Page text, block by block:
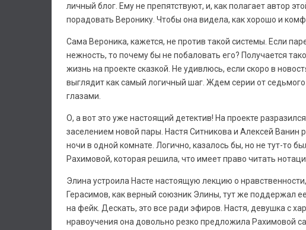
личный блог. Ему не препятствуют, и, как полагает автор
порадовать Веронику. Чтобы она видела, как хорошо и
Сама Вероника, кажется, не против такой системы. Если
нежность, то почему бы не побаловать его? Получается
жизнь на проекте сказкой. Не удивлюсь, если скоро в
выглядит как самый логичный шаг. Ждем серии от
глазами.
О, а вот это уже настоящий детектив! На проекте
заселением новой пары. Настя Ситникова и Алексей
ночи в одной комнате. Логично, казалось бы, но не тут-то
Рахимовой, которая решила, что имеет право читать
Элина устроила Насте настоящую лекцию о
Герасимов, как верный союзник Элины, тут же поддержал
на фейк. Дескать, это все ради эфиров. Настя, девушка с
нравоучения она довольно резко предложила Рахимовой